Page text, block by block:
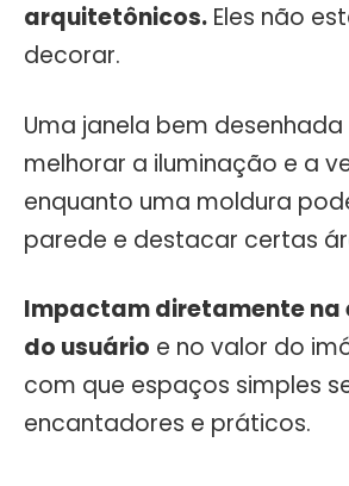
arquitetônicos. Eles não
decorar.
Uma janela bem
melhorar a iluminação e a
enquanto uma moldura
parede e destacar certas
Impactam diretamente na
do usuário e no valor do
com que espaços simples
encantadores e práticos.